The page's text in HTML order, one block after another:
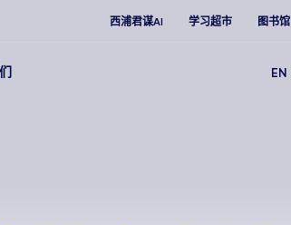
西浦君谋AI 学习超市 图书馆
EN